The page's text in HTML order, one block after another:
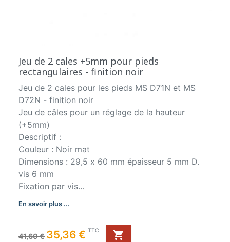
Jeu de 2 cales +5mm pour pieds
rectangulaires - finition noir
Jeu de 2 cales pour les pieds MS D71N et MS
D72N - finition noir
Jeu de câles pour un réglage de la hauteur
(+5mm)
Descriptif :
Couleur : Noir mat
Dimensions : 29,5 x 60 mm épaisseur 5 mm D.
vis 6 mm
Fixation par vis
Bon à savoir :
Jeu de câles pour un réglage de la hauteur (+ 5
Pour pieds MS D71N, MS D72N, MS D81N et MS
En savoir plus ...
Prix de base
41,60 €
Prix 35,36 € TTC
